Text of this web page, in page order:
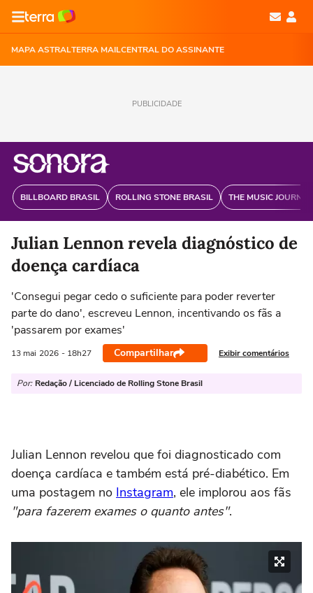
MAPA ASTRALTERRA MAILCENTRAL DO ASSINANTE
PUBLICIDADE
BILLBOARD BRASIL ROLLING STONE BRASIL THE MUSIC
Julian Lennon revela diagnóstico de
doença cardíaca
'Consegui pegar cedo o suficiente para poder reverter
parte do dano', escreveu Lennon, incentivando os fãs a
'passarem por exames'
13 mai 2026 - 18h27 Compartilhar Exibir comentários
Por: Redação / Licenciado de Rolling Stone Brasil
Julian Lennon revelou que foi diagnosticado com
doença cardíaca e também está pré-diabético. Em
uma postagem no Instagram, ele implorou aos fãs
"para fazerem exames o quanto antes".